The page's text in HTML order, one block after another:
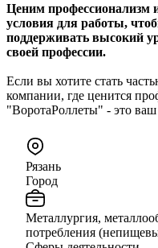
Ценим профессионализм
условия для работы,
поддерживать высокий
своей профессии.
Если вы хотите стать
компании, где ценится
"ВоротаРоллеты" - это
Рязань
Город
Металлургия,
потребления